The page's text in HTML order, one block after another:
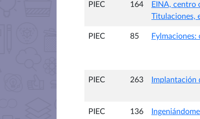
PIEC 164
EINA, centro
Titulaciones,
PIEC 85 Fylmaciones:
PIEC 263 Implantación
PIEC 136